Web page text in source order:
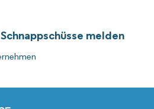
melden